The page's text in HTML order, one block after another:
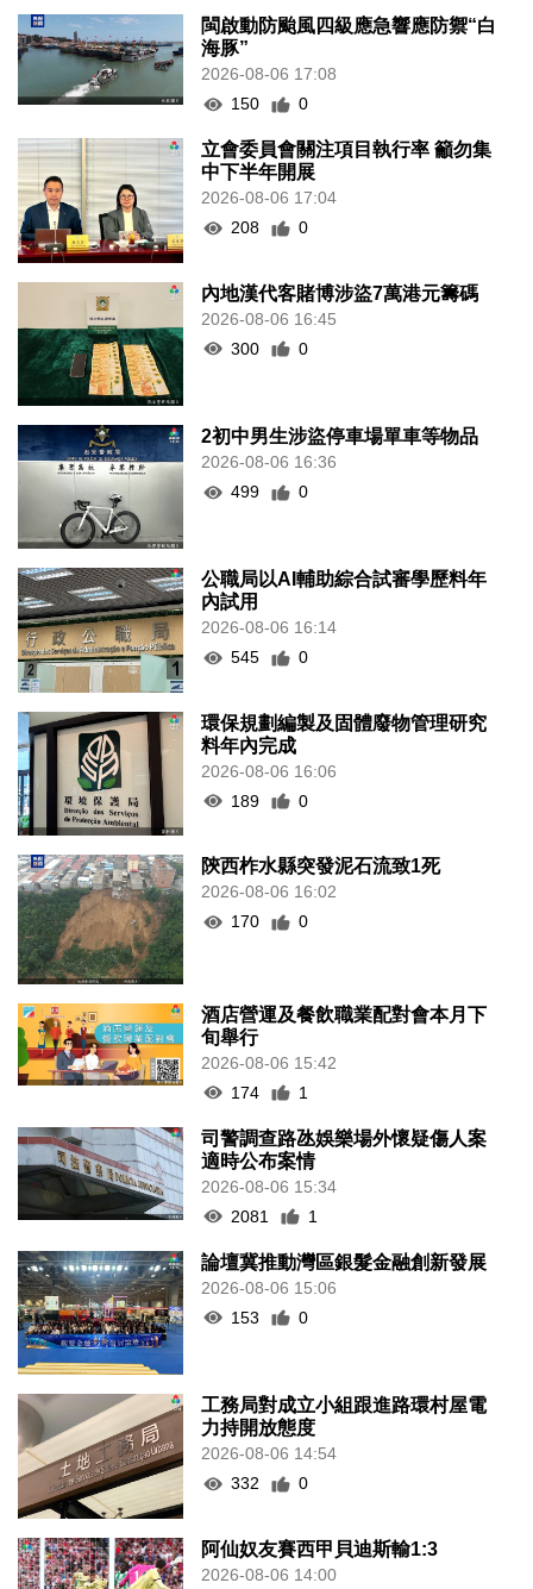
閩啟動防颱風四級應急響應防禦“白
海豚”
2026-08-06 17:08
150
0
立會委員會關注項目執行率 籲勿集
中下半年開展
2026-08-06 17:04
208
0
內地漢代客賭博涉盜7萬港元籌碼
2026-08-06 16:45
300
0
2初中男生涉盜停車場單車等物品
2026-08-06 16:36
499
0
公職局以AI輔助綜合試審學歷料年
內試用
2026-08-06 16:14
545
0
環保規劃編製及固體廢物管理研究
料年內完成
2026-08-06 16:06
189
0
陝西柞水縣突發泥石流致1死
2026-08-06 16:02
170
0
酒店營運及餐飲職業配對會本月下
旬舉行
2026-08-06 15:42
174
1
司警調查路氹娛樂場外懷疑傷人案
適時公布案情
2026-08-06 15:34
2081
1
論壇冀推動灣區銀髮金融創新發展
2026-08-06 15:06
153
0
工務局對成立小組跟進路環村屋電
力持開放態度
2026-08-06 14:54
332
0
阿仙奴友賽西甲貝迪斯輸1:3
2026-08-06 14:00